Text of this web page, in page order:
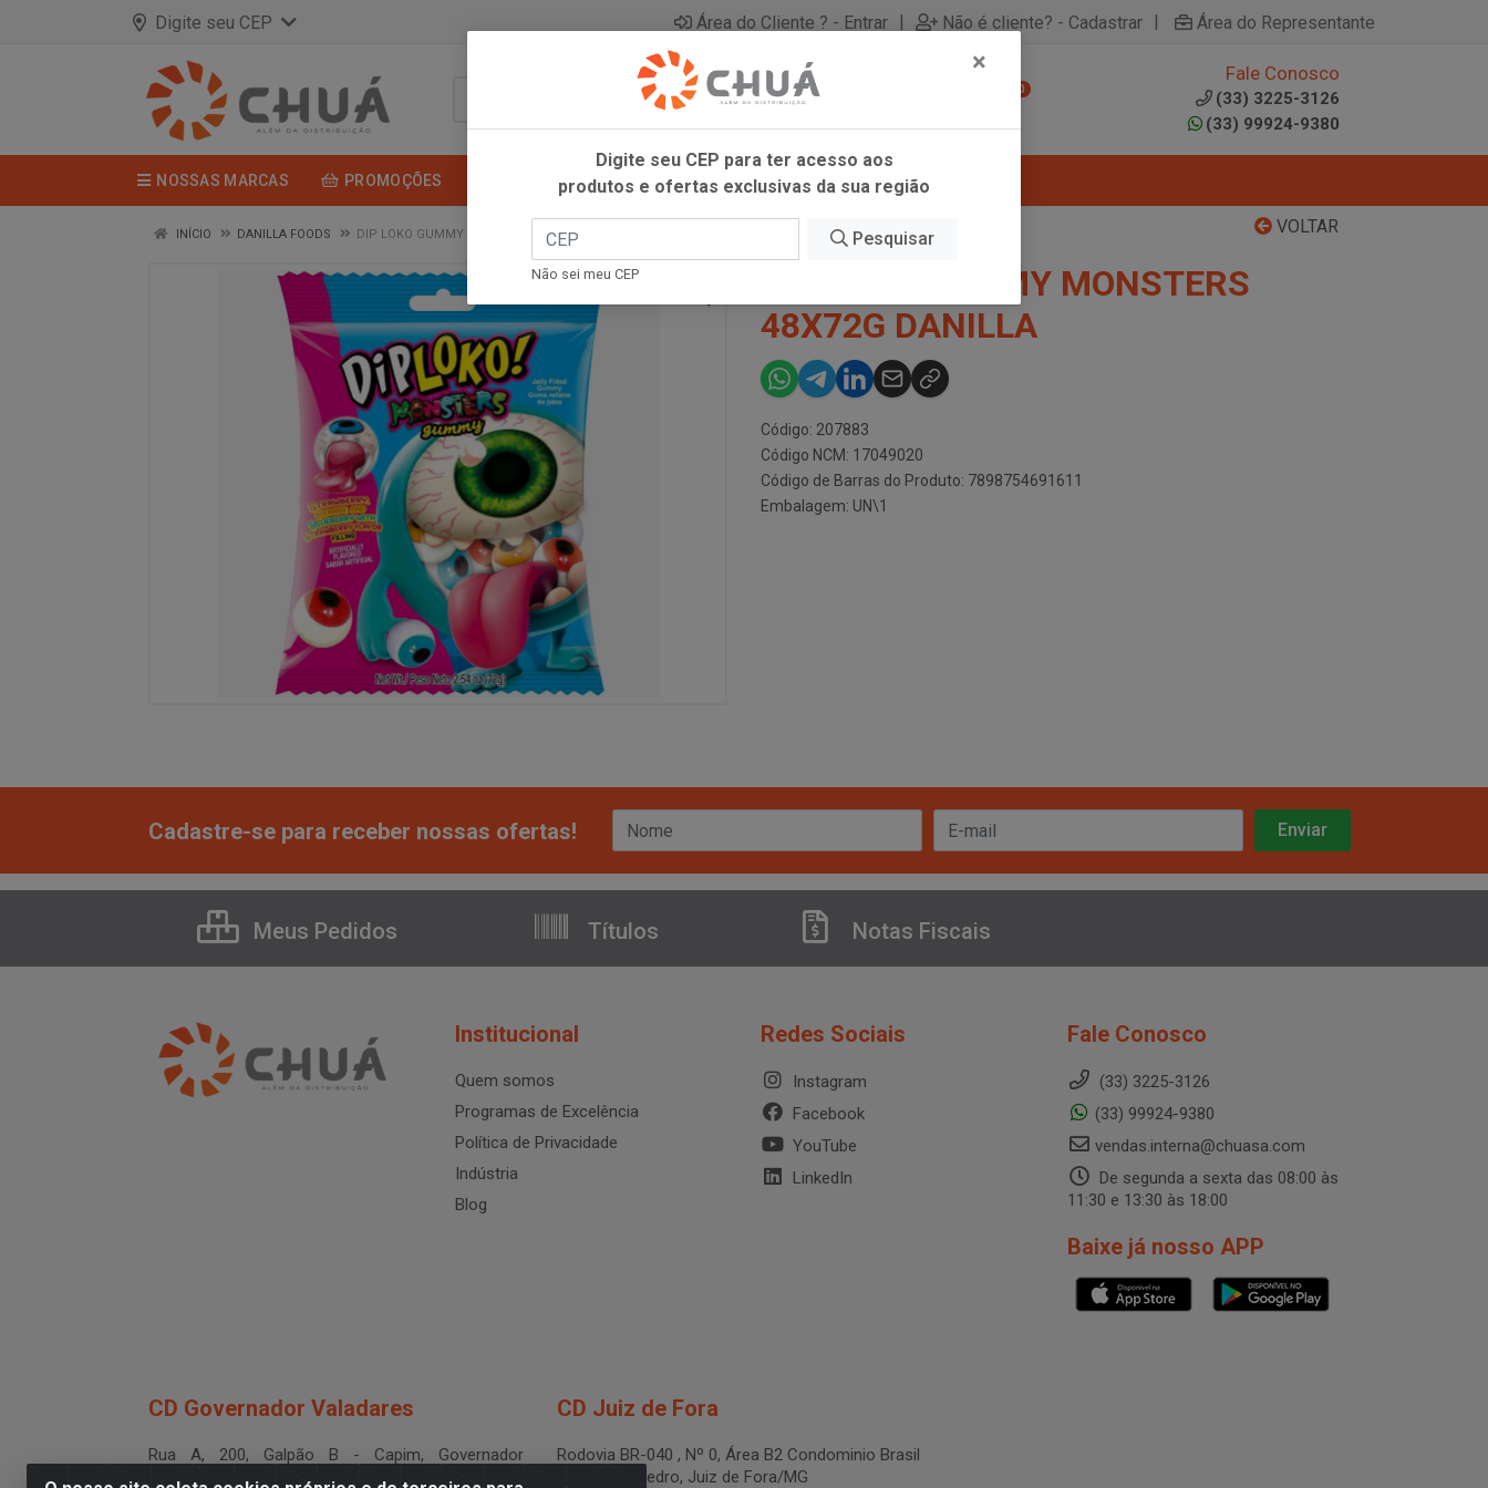
Digite seu CEP Área do Cliente ? - Entrar | Não é cliente? - Cadastrar | Área do Representante
0
Fale Conosco
(33) 3225-3126
(33) 99924-9380
NOSSAS MARCAS PROMOÇÕES
VOLTAR
INÍCIO DANILLA FOODS DIP LOKO GUMMY MONSTERS 48X72G DANILLA
DIP LOKO GUMMY MONSTERS
48X72G DANILLA
Código: 207883
Código NCM: 17049020
Código de Barras do Produto: 7898754691611
Embalagem: UN\1
Cadastre-se para receber nossas ofertas!
Meus Pedidos Títulos Notas Fiscais
Institucional
Quem somos
Programas de Excelência
Política de Privacidade
Indústria
Blog
Redes Sociais
Instagram
Facebook
YouTube
LinkedIn
Fale Conosco
(33) 3225-3126
(33) 99924-9380
vendas.interna@chuasa.com
De segunda a sexta das 08:00 às
11:30 e 13:30 às 18:00
Baixe já nosso APP
CD Governador Valadares
Rua A, 200, Galpão B - Capim, Governador
Valadares/MG - CEP 35.024-400
CD Juiz de Fora
Rodovia BR-040 , Nº 0, Área B2 Condominio Brasil
LOG - São Pedro, Juiz de Fora/MG
×
Digite seu CEP para ter acesso aos
produtos e ofertas exclusivas da sua região
Pesquisar
Não sei meu CEP